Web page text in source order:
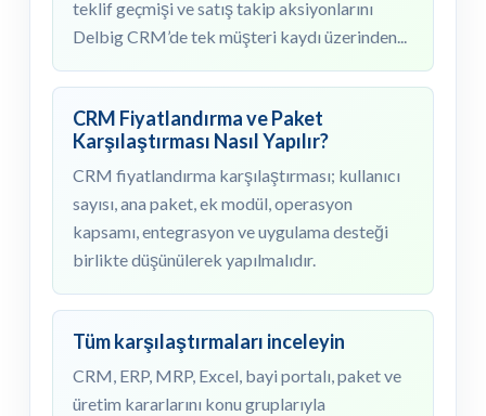
teklif geçmişi ve satış takip aksiyonlarını
Delbig CRM’de tek müşteri kaydı üzerinden...
CRM Fiyatlandırma ve Paket
Karşılaştırması Nasıl Yapılır?
CRM fiyatlandırma karşılaştırması; kullanıcı
sayısı, ana paket, ek modül, operasyon
kapsamı, entegrasyon ve uygulama desteği
birlikte düşünülerek yapılmalıdır.
Tüm karşılaştırmaları inceleyin
CRM, ERP, MRP, Excel, bayi portalı, paket ve
üretim kararlarını konu gruplarıyla